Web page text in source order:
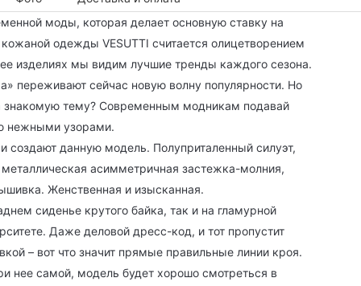
моды, которая делает основную ставку на
одежды VESUTTI считается олицетворением
изделиях мы видим лучшие тренды каждого сезона.
переживают сейчас новую волну популярности. Но
знакомую тему? Современным модникам подавай
нежными узорами.
создают данную модель. Полуприталенный силуэт,
асимметричная застежка-молния,
Женственная и изысканная.
сиденье крутого байка, так и на гламурной
Даже деловой дресс-код, и тот пропустит
– вот что значит прямые правильные линии кроя.
нее самой, модель будет хорошо смотреться в